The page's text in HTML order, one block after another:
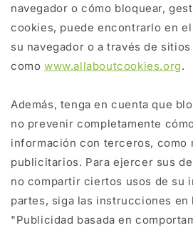
navegador o cómo bloquear,
cookies, puede encontrarlo en
su navegador o a través de sitios
como www.allaboutcookies.org.
Además, tenga en cuenta que
no prevenir completamente
información con terceros, como
publicitarios. Para ejercer sus
no compartir ciertos usos de su
partes, siga las instrucciones en
"Publicidad basada en